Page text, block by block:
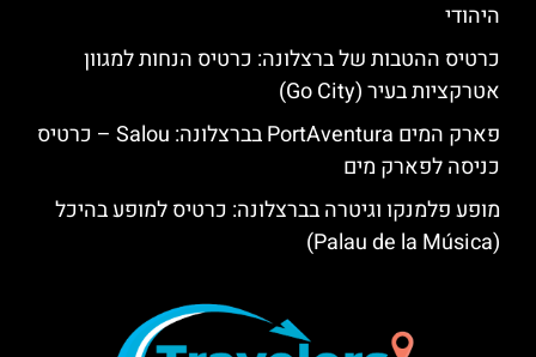
היהודי
כרטיס ההטבות של ברצלונה: כרטיס הנחות למגוון
אטרקציות בעיר (Go City)
פארק המים PortAventura בברצלונה: Salou – כרטיס
כניסה לפארק מים
מופע פלמנקו וגיטרה בברצלונה: כרטיס למופע בהיכל
(Palau de la Música)